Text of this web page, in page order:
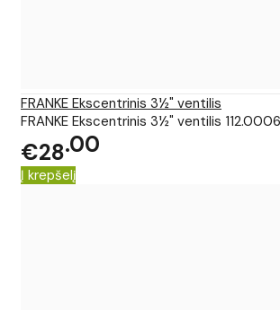
FRANKE Ekscentrinis 3½" ventilis
FRANKE Ekscentrinis 3½" ventilis
€28 00
Į krepšelį